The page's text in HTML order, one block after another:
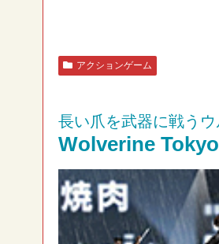
アクションゲーム
長い爪を武器に戦う
Wolverine